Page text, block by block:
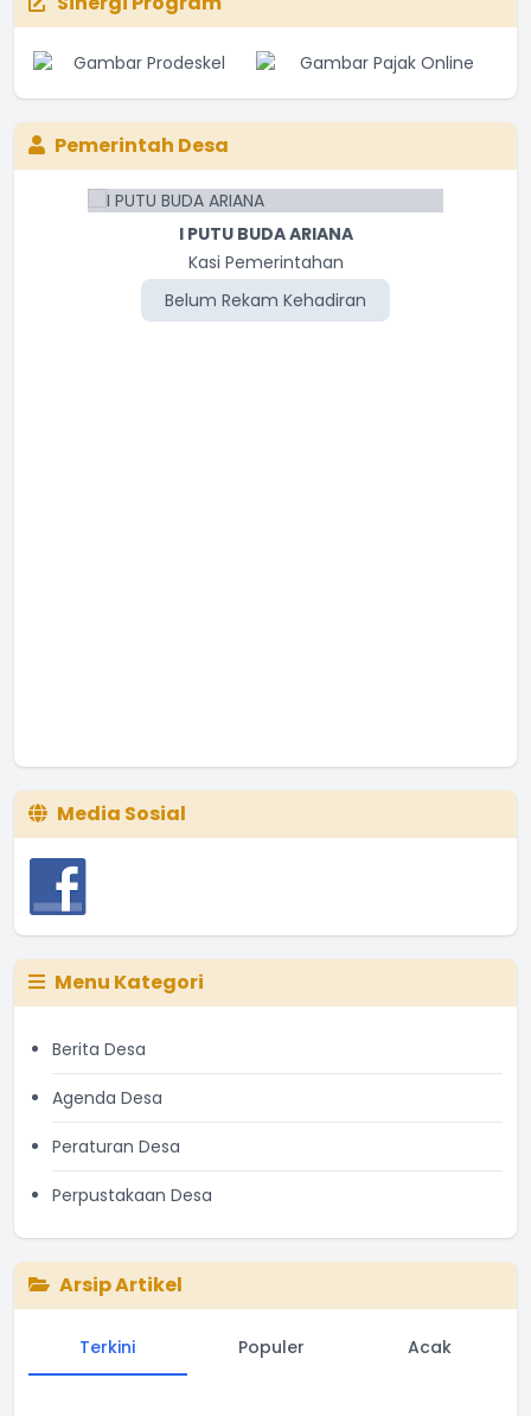
Pemerintah Desa
I PUTU BUDA ARIANA
Kasi Pemerintahan
Belum Rekam Kehadiran
Media Sosial
Menu Kategori
Berita Desa
Agenda Desa
Peraturan Desa
Perpustakaan Desa
Arsip Artikel
Terkini Populer Acak